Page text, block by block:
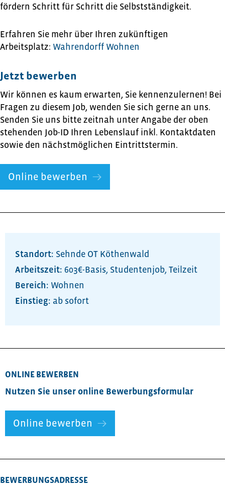
fördern Schritt für Schritt die Selbstständigkeit.
Erfahren Sie mehr über Ihren zukünftigen
Arbeitsplatz: Wahrendorff Wohnen
Jetzt bewerben
Wir können es kaum erwarten, Sie kennenzulernen! Bei
Fragen zu diesem Job, wenden Sie sich gerne an uns.
Senden Sie uns bitte zeitnah unter Angabe der oben
stehenden Job-ID Ihren Lebenslauf inkl. Kontaktdaten
sowie den nächstmöglichen Eintrittstermin.
Online bewerben
Standort: Sehnde OT Köthenwald
Arbeitszeit: 603€-Basis, Studentenjob, Teilzeit
Bereich: Wohnen
ab sofort
ONLINE BEWERBEN
Nutzen Sie unser online Bewerbungsformular
Online bewerben
BEWERBUNGSADRESSE